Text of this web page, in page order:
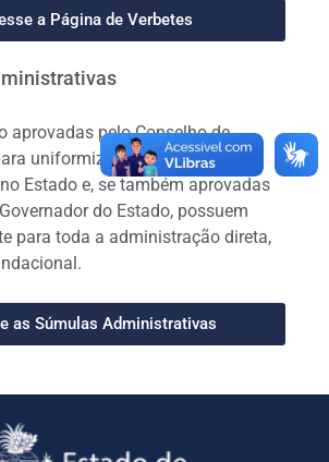
a Página de Verbetes
aprovadas pelo Conselho de
uniformizar a jurisprudência
Estado e, se também aprovadas
do Estado, possuem
para toda a administração direta,
as Súmulas Administrativas